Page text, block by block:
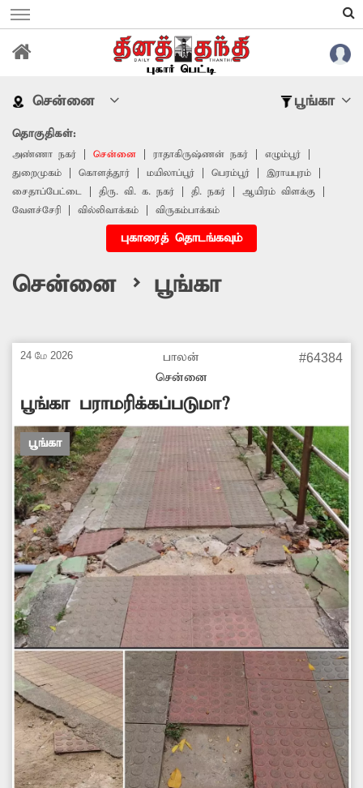
சென்னை பூங்கா
தொகுதிகள்:
அண்ணா நகர் சென்னை ராதாகிருஷ்ணன் நகர்
எழும்பூர்
துறைமுகம்
கொளத்தூர் மயிலாப்பூர் பெரம்பூர்
இராயபுரம்
சைதாப்பேட்டை
திரு. வி. க. நகர் தி. நகர்
ஆயிரம் விளக்கு
வேளச்சேரி
வில்லிவாக்கம் விருகம்பாக்கம்
புகாரைத் தொடங்கவும்
சென்னை > பூங்கா
24 மே 2026
பாலன்
சென்னை
#64384
பூங்கா பராமரிக்கப்படுமா?
பூங்கா